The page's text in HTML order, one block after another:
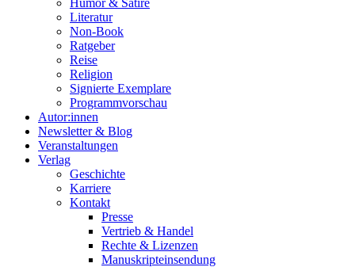
Humor & Satire
Literatur
Non-Book
Ratgeber
Reise
Religion
Signierte Exemplare
Programmvorschau
Autor:innen
Newsletter & Blog
Veranstaltungen
Verlag
Geschichte
Karriere
Kontakt
Presse
Vertrieb & Handel
Rechte & Lizenzen
Manuskripteinsendung